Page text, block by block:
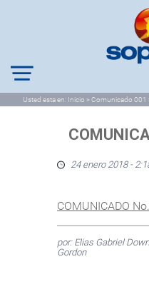
Usted esta en: Inicio > Comunicado 001
24 enero 2018 -
COMUNICADO
por: Elias Gabriel
Gordon